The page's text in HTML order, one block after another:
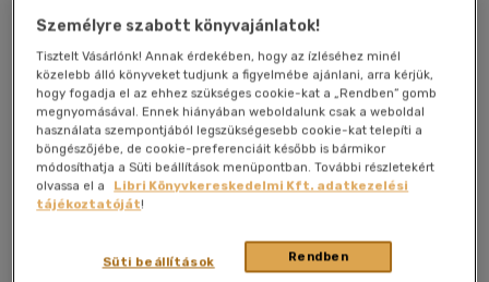
Személyre szabott könyvajánlatok!
Tisztelt Vásárlónk! Annak érdekében, hogy az ízléséhez minél
közelebb álló könyveket tudjunk a figyelmébe ajánlani, arra kérjük,
hogy fogadja el az ehhez szükséges cookie-kat a „Rendben” gomb
megnyomásával. Ennek hiányában weboldalunk csak a weboldal
használata szempontjából legszükségesebb cookie-kat telepíti a
böngészőjébe, de cookie-preferenciáit később is bármikor
módosíthatja a Süti beállítások menüpontban. További részletekért
olvassa el a
Libri Könyvkereskedelmi Kft. adatkezelési
tájékoztatóját!
Rendben
Süti beállítások